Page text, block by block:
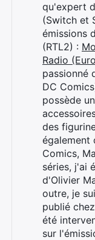
qu'expert
(Switch et
émissions
(RTL2) :
Radio
passionné
DC
possède
des
également
Comics,
séries, j'ai
d'Olivier
outre, je
publié
été
sur